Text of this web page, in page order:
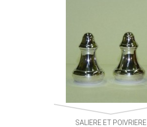
SALIERE ET POIVRIERE